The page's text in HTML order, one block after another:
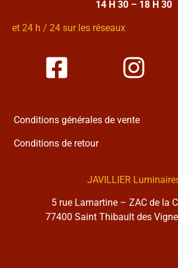
14 H 30 – 18 H 30
et 24 h / 24 sur les réseaux
Conditions générales de vente
Conditions de retour
JAVILLIER
5 rue Lamartine – ZAC de la
77400 Saint Thibault des